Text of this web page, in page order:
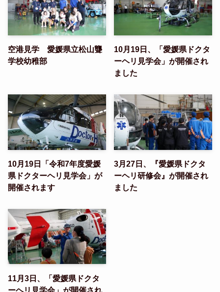
空港見学 愛媛県立松山聾
学校幼稚部
10月19日、「愛媛県ドクタ
ーヘリ見学会」が開催され
ました
10月19日「令和7年度愛媛
県ドクターヘリ見学会」が
開催されます
3月27日、『愛媛県ドクタ
ーヘリ研修会』が開催され
ました
11月3日、「愛媛県ドクタ
ーヘリ見学会」が開催され